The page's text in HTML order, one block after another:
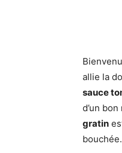
allie la
sauce
d’un
gratin
bouchée.